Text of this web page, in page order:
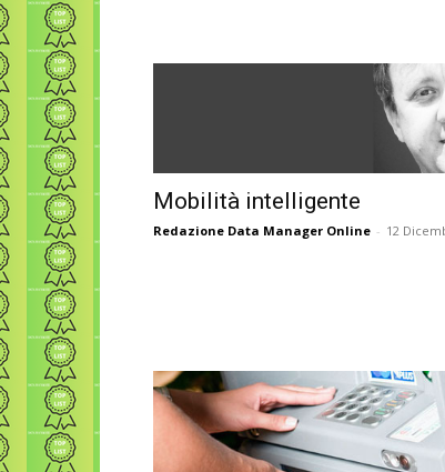
Mobilità intelligente
Redazione Data Manager Online - 12